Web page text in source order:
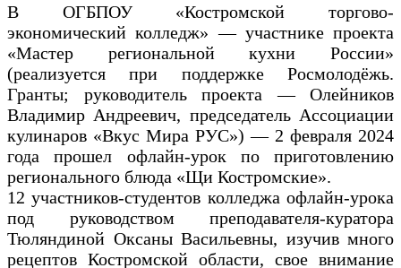
В ОГБПОУ «Костромской торгово-
экономический колледж» — участнике проекта
«Мастер региональной кухни России»
(реализуется при поддержке Росмолодёжь.
Гранты; руководитель проекта — Олейников
Владимир Андреевич, председатель Ассоциации
кулинаров «Вкус Мира РУС») — 2 февраля 2024
года прошел офлайн-урок по приготовлению
регионального блюда «Щи Костромские».
12 участников-студентов колледжа офлайн-урока
под руководством преподавателя-куратора
Тюляндиной Оксаны Васильевны, изучив много
рецептов Костромской области, свое внимание